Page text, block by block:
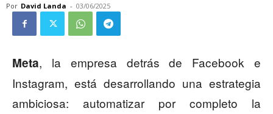
Por David Landa - 03/06/2025
Meta, la empresa detrás de Facebook e
Instagram, está desarrollando una estrategia
ambiciosa: automatizar por completo la